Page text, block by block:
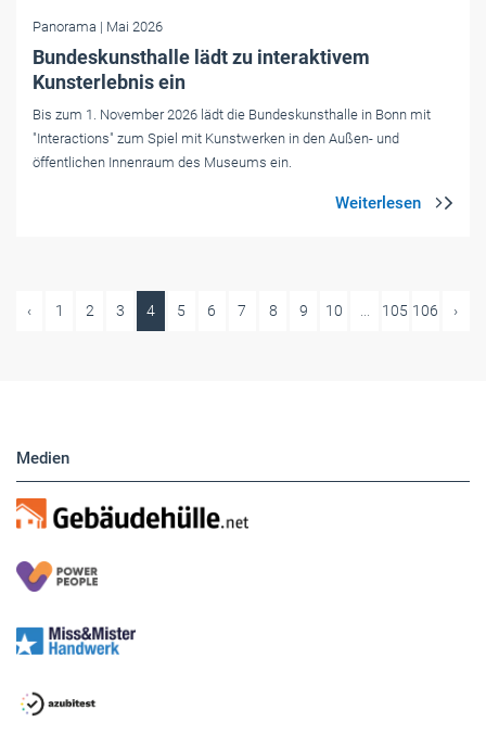
Panorama | Mai 2026
Bundeskunsthalle lädt zu interaktivem
Kunsterlebnis ein
Bis zum 1. November 2026 lädt die Bundeskunsthalle in Bonn mit
"Interactions" zum Spiel mit Kunstwerken in den Außen- und
öffentlichen Innenraum des Museums ein.
‹ 1 2 3 4 5 6 7 8 9 10 105 106 ›
Medien